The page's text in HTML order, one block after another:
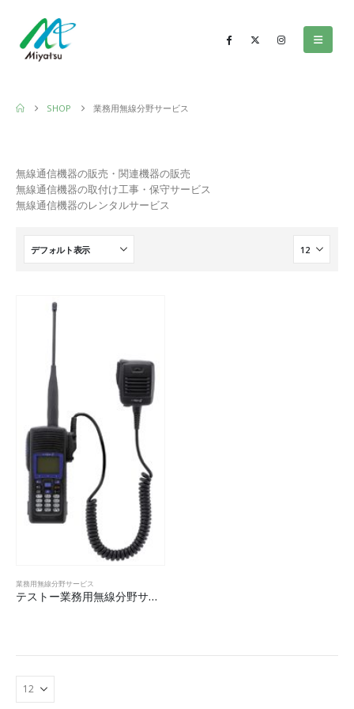
SHOP 業務用無線分野サービス
無線通信機器の販売・関連機器の販売
無線通信機器の取付け工事・保守サービス
無線通信機器のレンタルサービス
業務用無線分野サービス
テストー業務用無線分野サービス